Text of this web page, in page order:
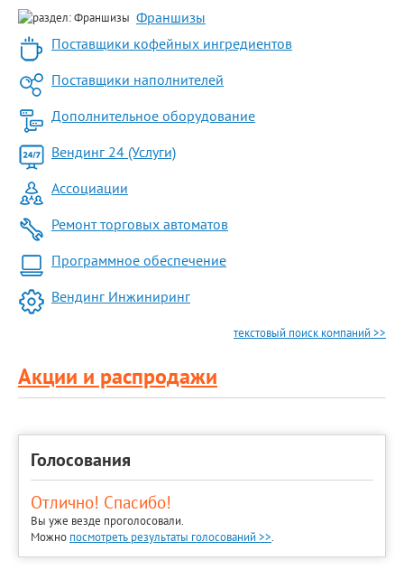
Франшизы
Поставщики кофейных ингредиентов
Поставщики наполнителей
Дополнительное оборудование
Вендинг 24 (Услуги)
Ассоциации
Ремонт торговых автоматов
Программное обеспечение
Вендинг Инжиниринг
текстовый поиск компаний >>
Акции и распродажи
Голосования
Отлично! Спасибо!
Вы уже везде проголосовали.
Можно посмотреть результаты голосований >>.